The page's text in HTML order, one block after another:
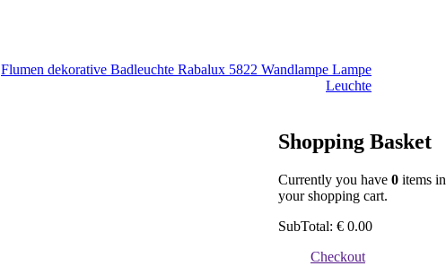
Flumen dekorative Badleuchte Rabalux 5822 Wandlampe Lampe
Leuchte
Shopping Basket
Currently you have 0 items in
your shopping cart.
SubTotal: € 0.00
Checkout